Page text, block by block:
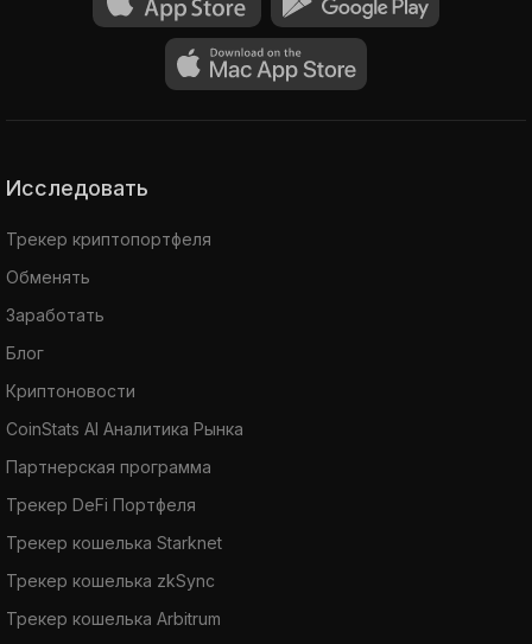
Исследовать
Трекер криптопортфеля
Обменять
Заработать
Блог
Криптоновости
CoinStats AI Аналитика Рынка
Партнерская программа
Трекер DeFi Портфеля
Трекер кошелька Starknet
Трекер кошелька zkSync
Трекер кошелька Arbitrum